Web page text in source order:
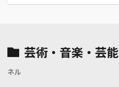
芸術・音楽・芸能
ネル